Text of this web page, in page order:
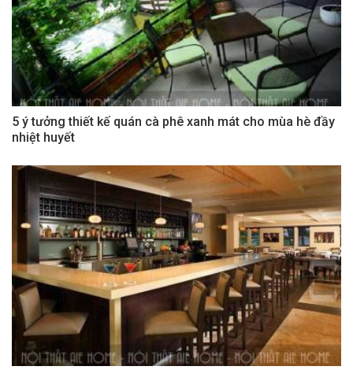
5 ý tưởng thiết kế quán cà phê xanh mát cho mùa hè đầy
nhiệt huyết